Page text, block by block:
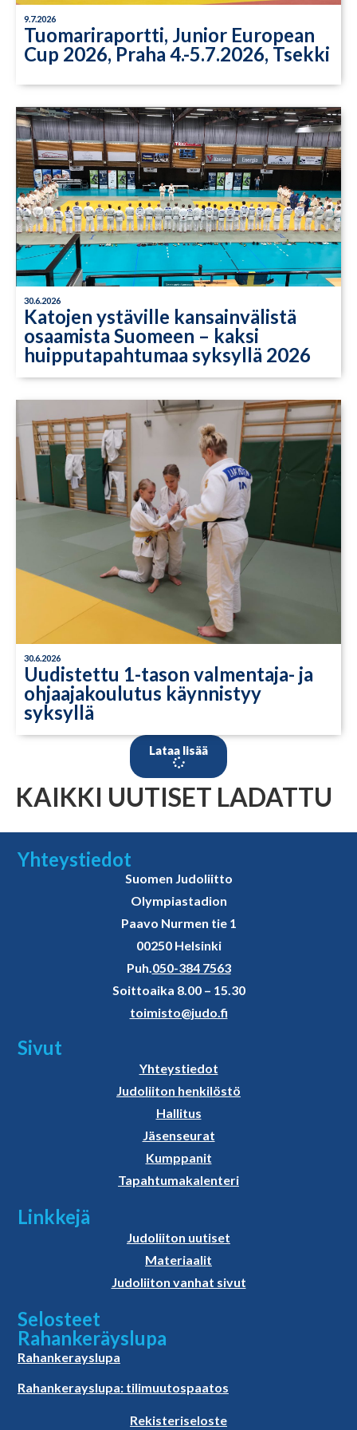
9.7.2026
Tuomariraportti, Junior European
Cup 2026, Praha 4.-5.7.2026, Tsekki
30.6.2026
Katojen ystäville kansainvälistä
osaamista Suomeen – kaksi
huipputapahtumaa syksyllä 2026
30.6.2026
Uudistettu 1-tason valmentaja- ja
ohjaajakoulutus käynnistyy
syksyllä
Lataa lisää
KAIKKI UUTISET LADATTU
Yhteystiedot
Suomen Judoliitto
Olympiastadion
Paavo Nurmen tie 1
00250 Helsinki
Puh.050-384 7563
Soittoaika 8.00 – 15.30
toimisto@judo.fi
Sivut
Yhteystiedot
Judoliiton henkilöstö
Hallitus
Jäsenseurat
Kumppanit
Tapahtumakalenteri
Linkkejä
Judoliiton uutiset
Materiaalit
Judoliiton vanhat sivut
Selosteet
Rahankeräyslupa
Rahankerayslupa
Rahankerayslupa: tilimuutospaatos
Rekisteriseloste